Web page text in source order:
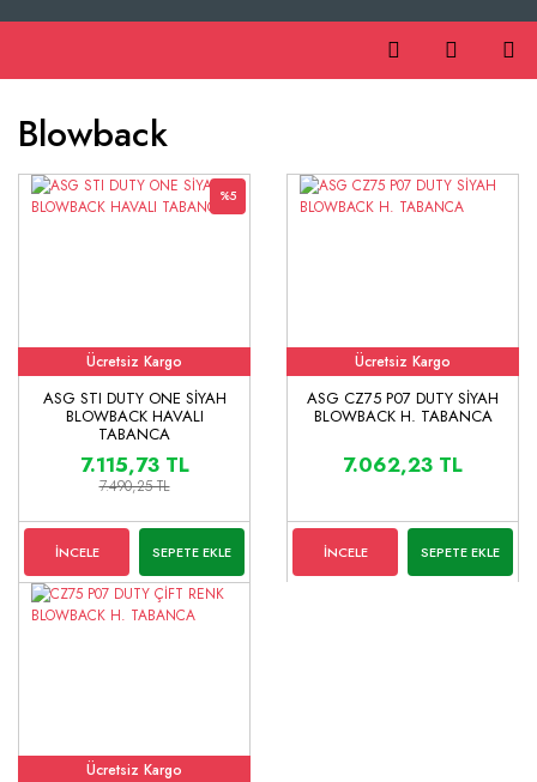
Blowback
Ücretsiz Kargo
ASG STI DUTY ONE SİYAH
BLOWBACK HAVALI
TABANCA
%5
7.115,73 TL
7.490,25 TL
İNCELE SEPETE EKLE
Ücretsiz Kargo
ASG CZ75 P07 DUTY SİYAH
BLOWBACK H. TABANCA
7.062,23 TL
İNCELE SEPETE EKLE
Ücretsiz Kargo